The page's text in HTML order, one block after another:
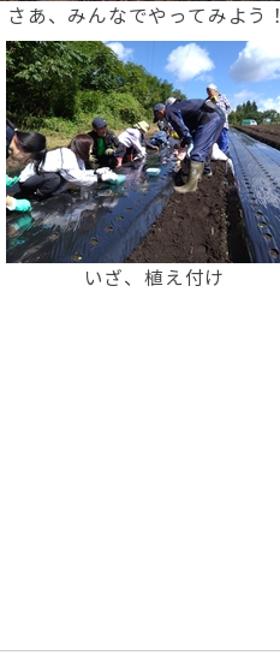
さあ、みんなでやってみよう！
いざ、植え付け